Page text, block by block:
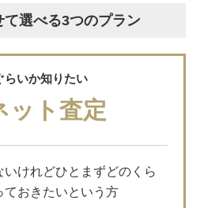
て選べる3つのプラン
らいか知りたい
ット査定
けれどひとまずどのくら
ておきたいという方